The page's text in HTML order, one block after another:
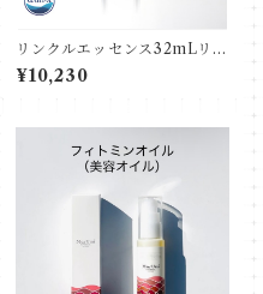
リンクルエッセンス32mLリフ
ィル+専用ボトル
¥10,230